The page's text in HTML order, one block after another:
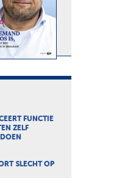
FUNCTIE
ZELF
SLECHT OP